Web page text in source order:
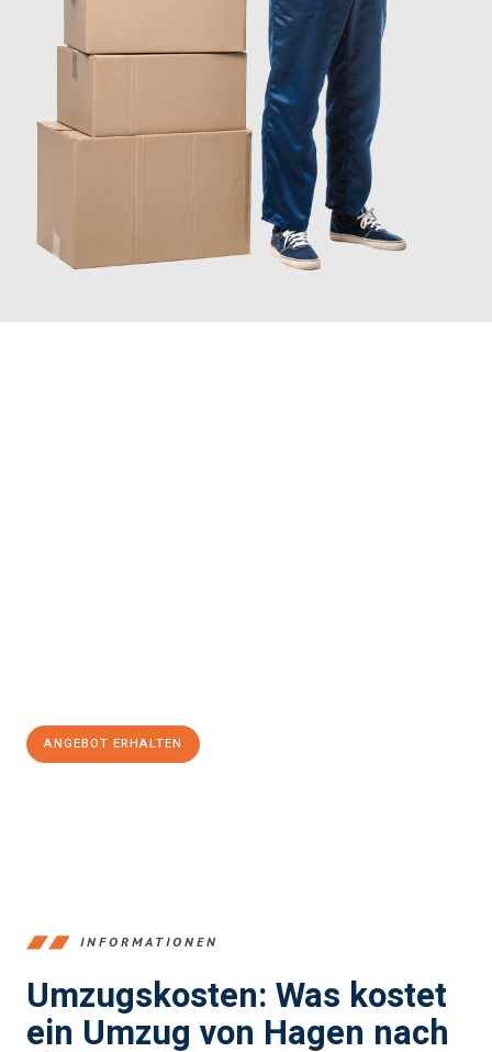
ANGEBOT ERHALTEN
INFORMATIONEN
Umzugskosten: Was kostet
ein Umzug von Hagen nach